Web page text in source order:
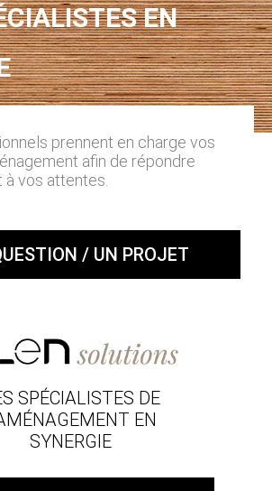
EN
prennent en charge vos
afin de répondre
vos attentes.
/ UN PROJET
SPÉCIALISTES DE
EN
SYNERGIE